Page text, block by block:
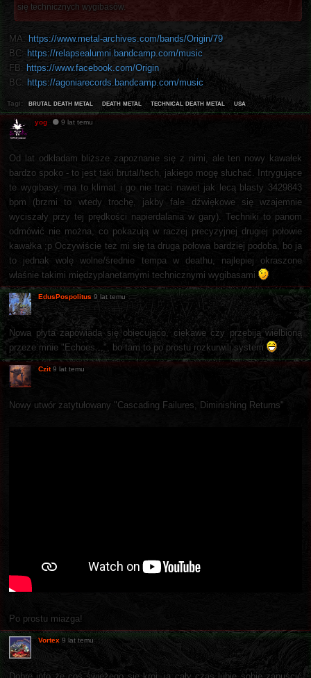
się technicznych wygibasów.
MA: https://www.metal-archives.com/bands/Origin/79
BC: https://relapsealumni.bandcamp.com/music
FB: https://www.facebook.com/Origin
BC: https://agoniarecords.bandcamp.com/music
Tagi: brutal death metal death metal technical death metal usa
yog 9 lat temu
Od lat odkładam bliższe zapoznanie się z nimi, ale ten nowy kawałek
bardzo spoko - to jest taki brutal/tech, jakiego mogę słuchać. Intrygujące
te wygibasy, ma to klimat i go nie traci nawet jak lecą blasty 3429843
bpm (brzmi to wtedy trochę, jakby fale dźwiękowe się wzajemnie
wyciszały przy tej prędkości napierdalania w gary). Techniki to panom
odmówić nie można, co pokazują w raczej precyzyjnej drugiej połowie
kawałka ;p Oczywiście też mi się ta druga połowa bardziej podoba, bo ja
to jednak wolę wolne/średnie tempa w deathu, najlepiej okraszone
właśnie takimi międzyplanetarnymi technicznymi wygibasami
EdusPospolitus 9 lat temu
Nowa płyta zapowiada się obiecująco, ciekawe czy przebiją wielbioną
przeze mnie "Echoes...", bo tam to po prostu rozkurwili system
Czit 9 lat temu
Nowy utwór zatytułowany "Cascading Failures, Diminishing Returns"
Po prostu miazga!
Vortex 9 lat temu